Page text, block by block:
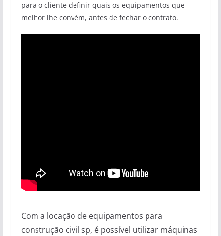
para o cliente definir quais os equipamentos que
melhor lhe convém, antes de fechar o contrato.
Com a locação de equipamentos para
construção civil sp, é possível utilizar máquinas